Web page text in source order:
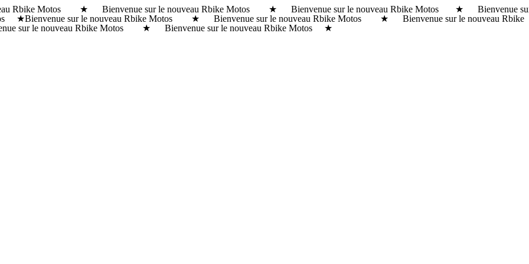
Rbike Motos ★ Bienvenue sur le nouveau Rbike Motos ★ Bienvenue sur le nouveau Rbike Motos ★ Bienvenue
★Bienvenue sur le nouveau Rbike Motos ★ Bienvenue sur le nouveau Rbike Motos ★ Bienvenue sur le nouveau Rbike
le nouveau Rbike Motos ★ Bienvenue sur le nouveau Rbike Motos ★